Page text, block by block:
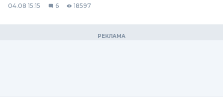
04.08 15:15 6 18597